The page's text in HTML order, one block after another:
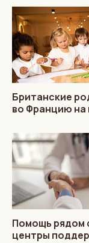
Британские
во Францию на
Помощь рядом
центры